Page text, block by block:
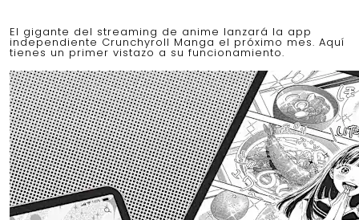
El gigante del streaming de anime lanzará la app
independiente Crunchyroll Manga el próximo mes. Aquí
tienes un primer vistazo a su funcionamiento.